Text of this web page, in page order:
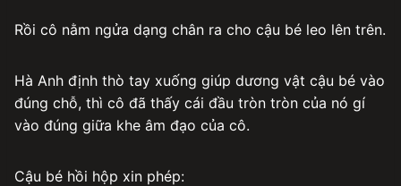
Rồi cô nằm ngửa dạng chân ra cho cậu bé leo lên trên.
Hà Anh định thò tay xuống giúp dương vật cậu bé vào
đúng chỗ, thì cô đã thấy cái đầu tròn tròn của nó gí
vào đúng giữa khe âm đạo của cô.
Cậu bé hồi hộp xin phép: